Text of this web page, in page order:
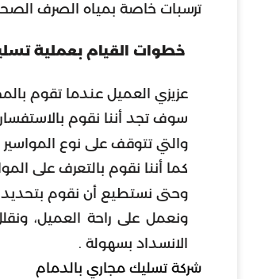
ترسبات خاصة بمياه الصرف
خطوات القيام بعملية
عزيزي العميل عندما تقوم
سوف تجد أننا نقوم
والتي تتوقف على نوع المواسير
كما أننا نقوم بالتعرف على
وحتى نستطيع أن نقوم بتحديد
ونعمل على راحة العميل،
الانسداد بسهولة .
شركة تسليك مجاري بالدمام